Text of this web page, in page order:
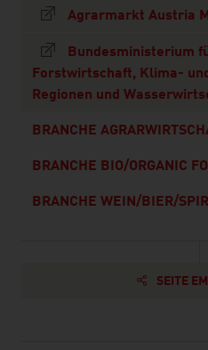
Agrarmarkt Austria
Bundesministerium
Forstwirtschaft, Klima-
Regionen und
BRANCHE
BRANCHE BIO/ORGANIC
BRANCHE WEIN/BIER/
SEITE